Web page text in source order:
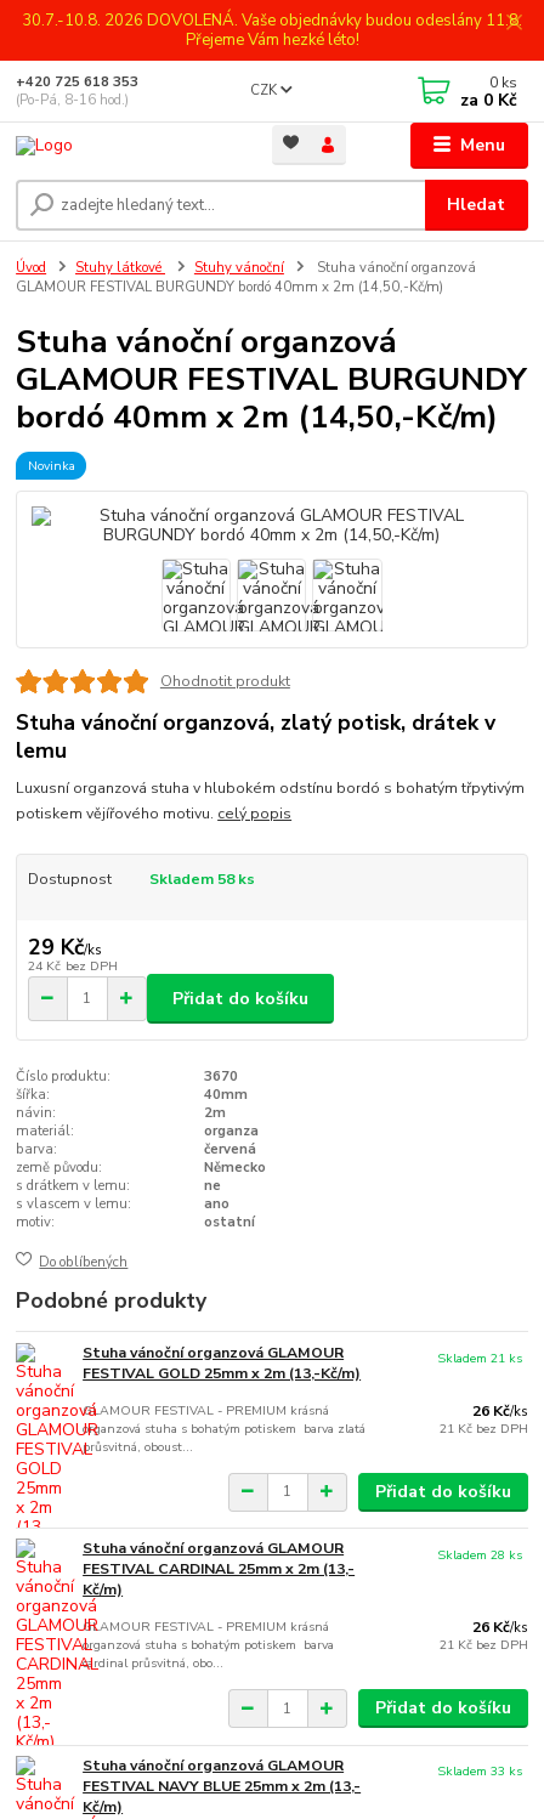
30.7.-10.8. 2026 DOVOLENÁ. Vaše objednávky budou odeslány 11.8.
Přejeme Vám hezké léto!
Menu
CZK
Hledat
+420 725 618 353
(Po-Pá, 8-16 hod.)
0 ks
za 0 Kč
Úvod Stuhy látkové Stuhy vánoční
Stuha vánoční organzová
GLAMOUR FESTIVAL BURGUNDY bordó 40mm x 2m (14,50,-Kč/m)
Stuha vánoční organzová
GLAMOUR FESTIVAL BURGUNDY
bordó 40mm x 2m (14,50,-Kč/m)
Novinka
Ohodnotit produkt
Stuha vánoční organzová, zlatý potisk, drátek v
lemu
Luxusní organzová stuha v hlubokém odstínu bordó s bohatým třpytivým
potiskem vějířového motivu. celý popis
Dostupnost Skladem 58 ks
29 Kč/ks
24 Kč bez DPH
Přidat do košíku
Číslo produktu:
3670
šířka:
40mm
návin:
2m
materiál:
organza
barva:
červená
země původu:
Německo
s drátkem v lemu:
ne
s vlascem v lemu:
ano
motiv:
ostatní
Do oblíbených
Podobné produkty
Stuha vánoční organzová GLAMOUR
FESTIVAL GOLD 25mm x 2m (13,-Kč/m)
GLAMOUR FESTIVAL - PREMIUM krásná
organzová stuha s bohatým potiskem barva zlatá
průsvitná, oboust...
26 Kč/ks
21 Kč bez DPH
Skladem 21 ks
Přidat do košíku
Stuha vánoční organzová GLAMOUR
FESTIVAL CARDINAL 25mm x 2m (13,-
Kč/m)
GLAMOUR FESTIVAL - PREMIUM krásná
organzová stuha s bohatým potiskem barva
cardinal průsvitná, obo...
26 Kč/ks
21 Kč bez DPH
Skladem 28 ks
Přidat do košíku
Stuha vánoční organzová GLAMOUR
FESTIVAL NAVY BLUE 25mm x 2m (13,-
Kč/m)
Skladem 33 ks